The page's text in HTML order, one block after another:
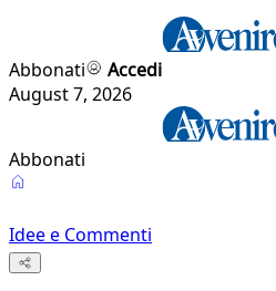
Abbonati
Accedi
August 7, 2026
Abbonati
Idee e Commenti